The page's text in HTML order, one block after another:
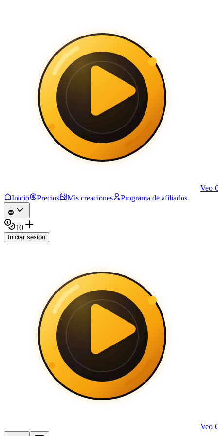
Veo
Inicio
Precios Mis creaciones Programa de afiliados
10
Iniciar sesión
Veo